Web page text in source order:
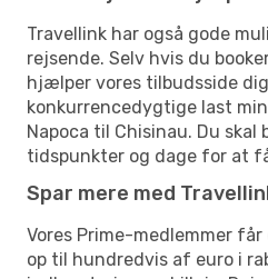
Travellink har også gode
rejsende. Selv hvis du
hjælper vores tilbudsside
konkurrencedygtige last
Napoca til Chisinau. Du
tidspunkter og dage for at
Spar mere med
Vores Prime-medlemmer får
op til hundredvis af euro i